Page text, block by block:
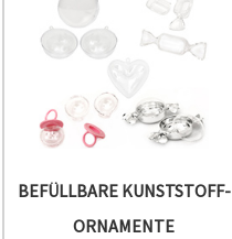
ordnungsgemäße
Funktionieren
der Website
Nutzungserlebnis
verbessern
Ihrer
Einwilligung,
BEFÜLLBARE KUNSTSTOFF-
ORNAMENTE